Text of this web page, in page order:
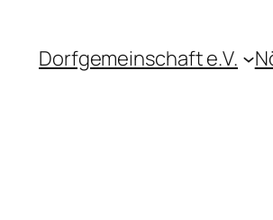
Dorfgemeinschaft e.V.